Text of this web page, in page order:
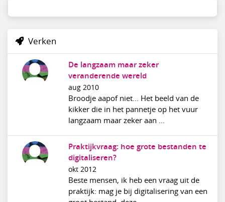
Verken
De langzaam maar zeker
veranderende wereld
aug 2010
Broodje aapof niet... Het beeld van de
kikker die in het pannetje op het vuur
langzaam maar zeker aan ...
Praktijkvraag: hoe grote bestanden te
digitaliseren?
okt 2012
Beste mensen, ik heb een vraag uit de
praktijk: mag je bij digitalisering van een